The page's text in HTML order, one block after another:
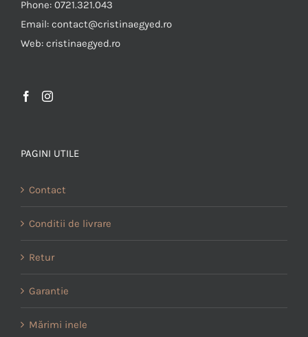
Phone: 0721.321.043
Email: contact@cristinaegyed.ro
Web: cristinaegyed.ro
PAGINI UTILE
Contact
Conditii de livrare
Retur
Garantie
Mărimi inele